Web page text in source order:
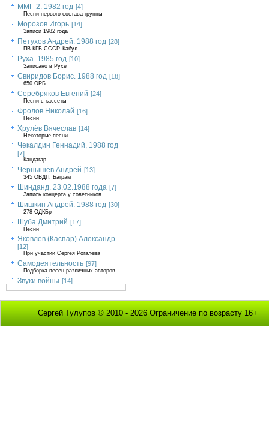
ММГ-2. 1982 год [4]
Песни первого состава группы
Морозов Игорь [14]
Записи 1982 года
Петухов Андрей. 1988 год [28]
ПВ КГБ СССР. Кабул
Руха. 1985 год [10]
Записано в Рухе
Свиридов Борис. 1988 год [18]
650 ОРБ
Серебряков Евгений [24]
Песни с кассеты
Фролов Николай [16]
Песни
Хрулёв Вячеслав [14]
Некоторые песни
Чекалдин Геннадий, 1988 год
[7]
Кандагар
Чернышёв Андрей [13]
345 ОВДП, Баграм
Шинданд. 23.02.1988 года [7]
Запись концерта у советников
Шишкин Андрей. 1988 год [30]
278 ОДКБр
Шуба Дмитрий [17]
Песни
Яковлев (Каспар) Александр
[12]
При участии Сергея Рогалёва
Самодеятельность [97]
Подборка песен различных авторов
Звуки войны [14]
Сергей Тулупов © 2010 - 2026 Ограничение по возрасту 16+